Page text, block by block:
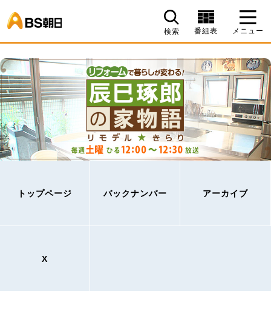
検索 番組表 メニュー
トップページ バックナンバー アーカイブ
X